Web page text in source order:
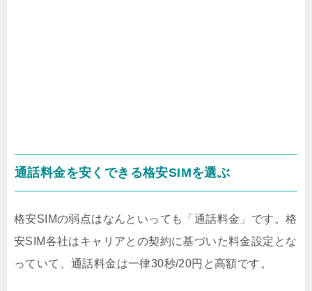
通話料金を安くできる格安SIMを選ぶ
格安SIMの弱点はなんといっても「通話料金」です。格
安SIM各社はキャリアとの契約に基づいた料金設定とな
っていて、通話料金は一律30秒/20円と高額です。